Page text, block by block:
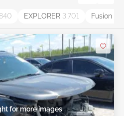
EXPLORER 3,701 Fusion
for more images